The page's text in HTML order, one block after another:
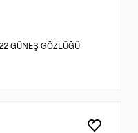
GÜNEŞ GÖZLÜĞÜ